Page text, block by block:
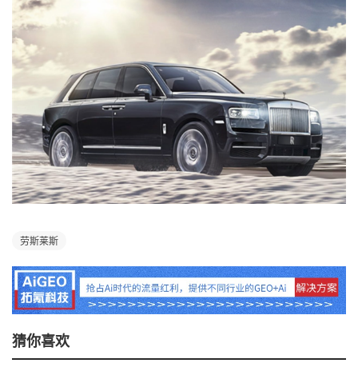
劳斯莱斯
猜你喜欢